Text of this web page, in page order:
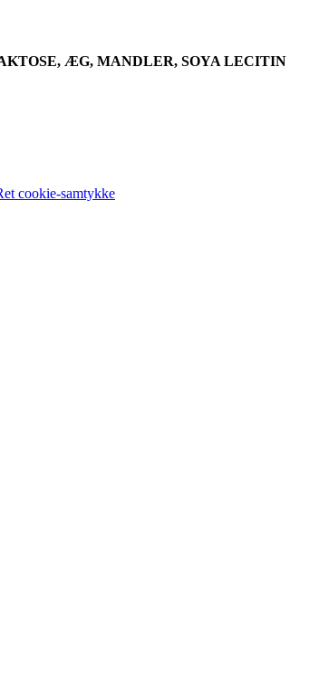
ÆG, MANDLER, SOYA LECITIN
cookie-samtykke